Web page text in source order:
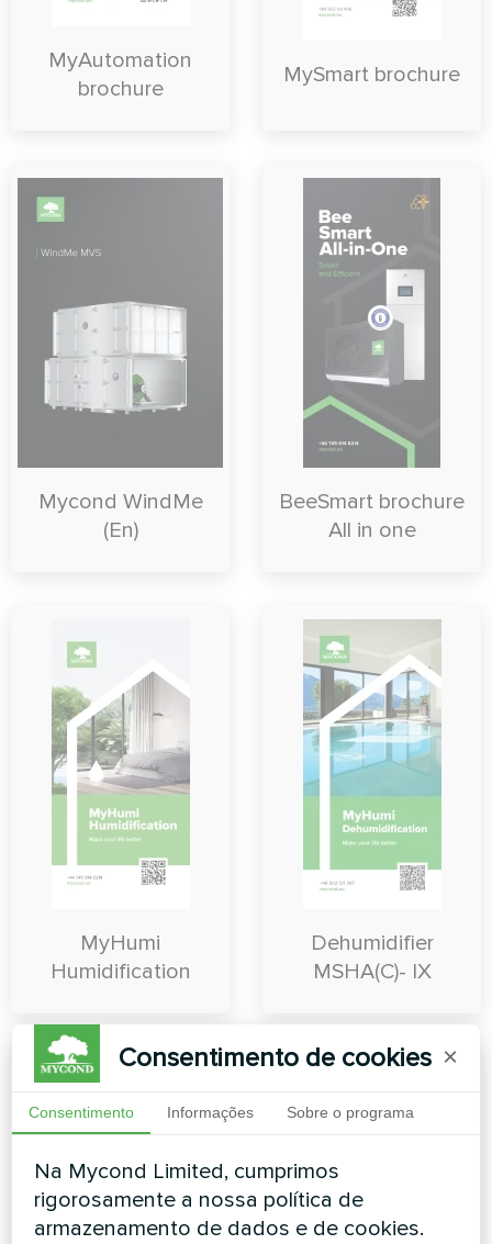
MyAutomation
brochure
MySmart brochure
Mycond WindMe
(En)
BeeSmart brochure
All in one
MyHumi
Humidification
Dehumidifier
MSHA(C)- IX
Consentimento de cookies ×
Consentimento Informações Sobre o programa
Na Mycond Limited, cumprimos
rigorosamente a nossa política de
armazenamento de dados e de cookies.